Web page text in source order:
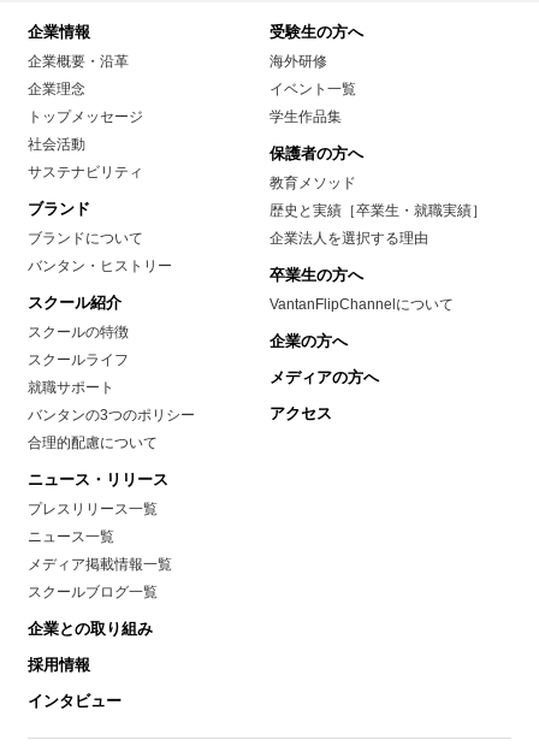
企業情報
企業概要・沿革
企業理念
トップメッセージ
社会活動
サステナビリティ
ブランド
ブランドについて
バンタン・ヒストリー
スクール紹介
スクールの特徴
スクールライフ
就職サポート
バンタンの3つのポリシー
合理的配慮について
ニュース・リリース
プレスリリース一覧
ニュース一覧
メディア掲載情報一覧
スクールブログ一覧
企業との取り組み
採用情報
インタビュー
受験生の方へ
海外研修
イベント一覧
学生作品集
保護者の方へ
教育メソッド
歴史と実績［卒業生・就職実績］
企業法人を選択する理由
卒業生の方へ
VantanFlipChannelについて
企業の方へ
メディアの方へ
アクセス